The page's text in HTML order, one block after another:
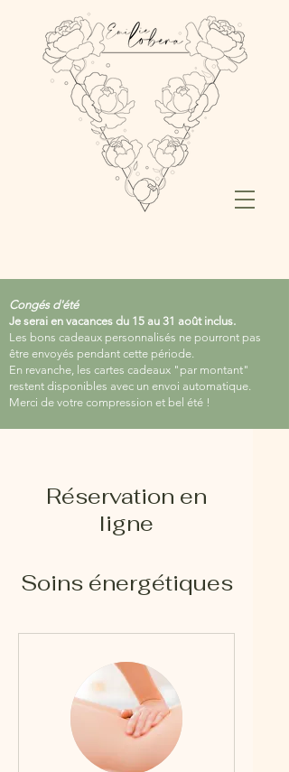
Congés d'été
Je serai en vacances du 15 au 31 août inclus.
Les bons cadeaux personnalisés ne pourront pas
être envoyés pendant cette période.
En revanche, les cartes cadeaux "par montant"
restent disponibles avec un envoi automatique.
Merci de votre compression et bel été !
Réservation en
ligne
Soins énergétiques